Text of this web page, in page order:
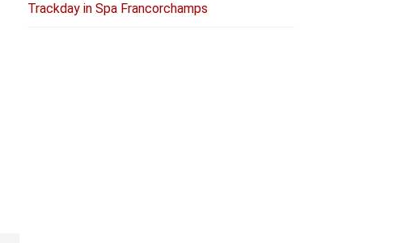
Trackday in Spa Francorchamps